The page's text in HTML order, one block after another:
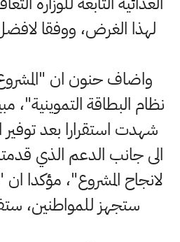
لهذا الغرض، ووفقا
واضاف حنون ان
نظام البطاقة التموينية"،
شهدت استقرارا بعد توفير
الى جانب الدعم الذي قدمته
لانجاح المشروع"، مؤكدا
ستجهز للمواطنين،